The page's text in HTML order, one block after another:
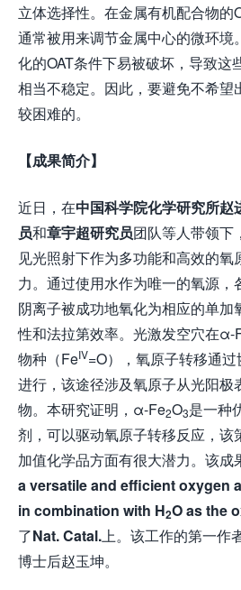
立体选择性。在金属有机配合物的
通常被用来调节金属中心的微环境
化的OAT条件下易被破坏，导致这
相当不稳定。因此，要避免不希望
较困难的。
【成果简介】
近日，在中国科学院化学研究所赵
员和章宇超研究员团队等人带领
见光照射下作为多功能和高效的
力。通过使用水作为唯一的氧源，
阴离子被成功地氧化为相应的单加
性和法拉第效率。光激发空穴在α-
物种（FeIV=O），氧原子转移通
进行，该途径涉及氧原子从光阳极
物。本研究证明，α-Fe2O3是一种
剂，可以驱动氧原子转移反应，该
加值化学品方面有很大潜力。该成
a versatile and efficient oxygen
in combination with H2O as the
了Nat. Catal.上。该工作的第一作
博士后赵玉坤。